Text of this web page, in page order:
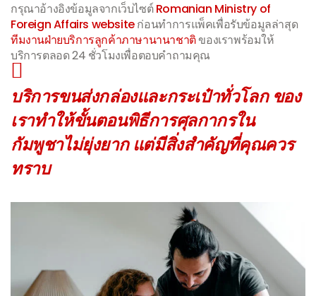
กรุณาอ้างอิงข้อมูลจากเว็บไซต์Romanian Ministry of
Foreign Affairs websiteก่อนทำการแพ็คเพื่อรับข้อมูลล่าสุด
ทีมงานฝ่ายบริการลูกค้าภาษานานาชาติของเราพร้อมให้
บริการตลอด 24 ชั่วโมงเพื่อตอบคำถามคุณ
บริการขนส่งกล่องและกระเป๋าทั่วโลก ของ
เราทำให้ขั้นตอนพิธีการศุลกากรใน
กัมพูชาไม่ยุ่งยาก แต่มีสิ่งสำคัญที่คุณควร
ทราบ